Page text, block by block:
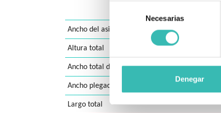
de
consentimiento
Necesarias
Denegar
Ancho del asiento (talla)
Altura total
Ancho total de la silla
Ancho plegado
Largo total